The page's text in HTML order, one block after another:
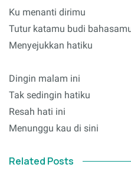
Ku menanti dirimu
Tutur katamu budi
Menyejukkan hatiku
Dingin malam ini
Tak sedingin hatiku
Resah hati ini
Menunggu kau di sini
Related Posts